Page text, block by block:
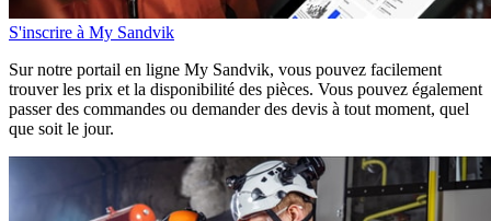
S'inscrire à My Sandvik
Sur notre portail en ligne My Sandvik, vous pouvez facilement
trouver les prix et la disponibilité des pièces. Vous pouvez également
passer des commandes ou demander des devis à tout moment, quel
que soit le jour.